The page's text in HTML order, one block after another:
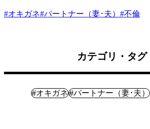
#オキガネ#パートナー（妻･夫） #不倫
カテゴリ・タグ
#オキガネ#パートナー（妻･夫）